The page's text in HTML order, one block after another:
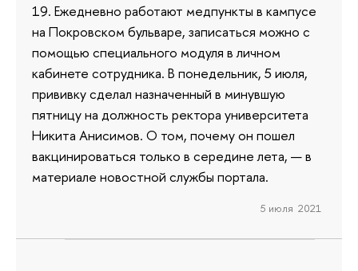
19. Ежедневно работают медпункты в кампусе
на Покровском бульваре, записаться можно с
помощью специального модуля в личном
кабинете сотрудника. В понедельник, 5 июля,
прививку сделал назначенный в минувшую
пятницу на должность ректора университета
Никита Анисимов. О том, почему он пошел
вакцинироваться только в середине лета, — в
материале новостной службы портала.
5 июля 2021